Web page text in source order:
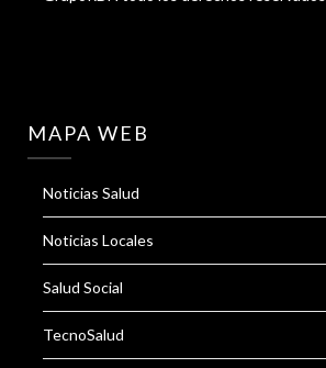
MAPA WEB
Noticias Salud
Noticias Locales
Salud Social
TecnoSalud